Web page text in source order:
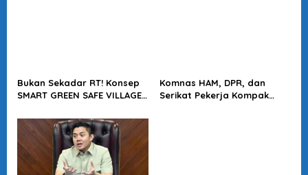
Bukan Sekadar RT! Konsep
SMART GREEN SAFE VILLAGE
Depan Kota
Komnas HAM, DPR, dan
Serikat Pekerja Kompak